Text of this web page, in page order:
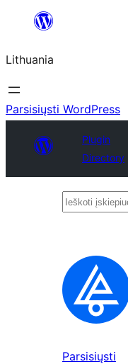
turinio
Lithuania
Parsisiųsti WordPress
Plugin
Directory
Ieškoti
Parsisiųsti